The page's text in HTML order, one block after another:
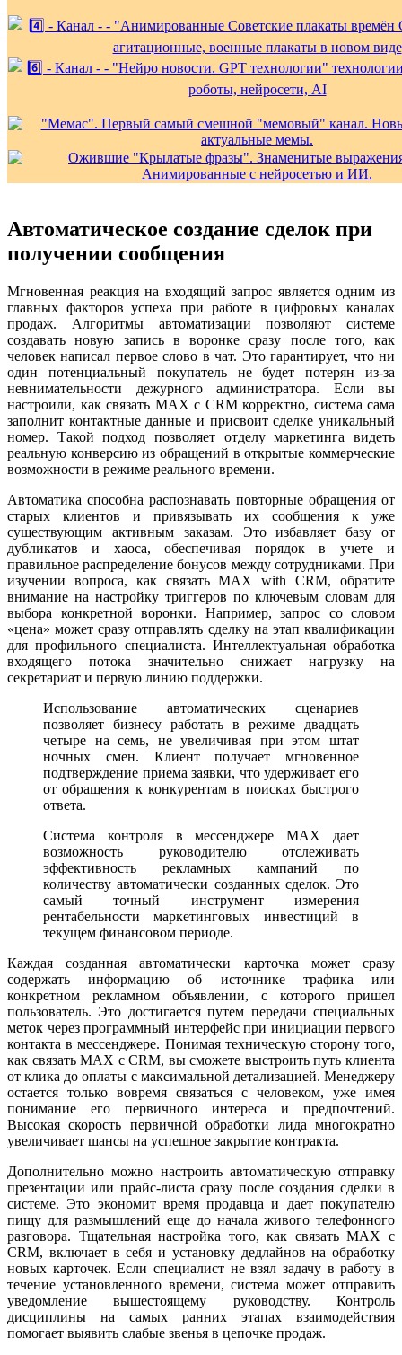
Автоматическое создание сделок при
получении сообщения
Мгновенная реакция на входящий запрос является одним из
главных факторов успеха при работе в цифровых каналах
продаж. Алгоритмы автоматизации позволяют системе
создавать новую запись в воронке сразу после того, как
человек написал первое слово в чат. Это гарантирует, что ни
один потенциальный покупатель не будет потерян из-за
невнимательности дежурного администратора. Если вы
настроили, как связать MAX с CRM корректно, система сама
заполнит контактные данные и присвоит сделке уникальный
номер. Такой подход позволяет отделу маркетинга видеть
реальную конверсию из обращений в открытые коммерческие
возможности в режиме реального времени.
Автоматика способна распознавать повторные обращения от
старых клиентов и привязывать их сообщения к уже
существующим активным заказам. Это избавляет базу от
дубликатов и хаоса, обеспечивая порядок в учете и
правильное распределение бонусов между сотрудниками. При
изучении вопроса, как связать MAX with CRM, обратите
внимание на настройку триггеров по ключевым словам для
выбора конкретной воронки. Например, запрос со словом
«цена» может сразу отправлять сделку на этап квалификации
для профильного специалиста. Интеллектуальная обработка
входящего потока значительно снижает нагрузку на
секретариат и первую линию поддержки.
Использование автоматических сценариев
позволяет бизнесу работать в режиме двадцать
четыре на семь, не увеличивая при этом штат
ночных смен. Клиент получает мгновенное
подтверждение приема заявки, что удерживает его
от обращения к конкурентам в поисках быстрого
ответа.
Система контроля в мессенджере MAX дает
возможность руководителю отслеживать
эффективность рекламных кампаний по
количеству автоматически созданных сделок. Это
самый точный инструмент измерения
рентабельности маркетинговых инвестиций в
текущем финансовом периоде.
Каждая созданная автоматически карточка может сразу
содержать информацию об источнике трафика или
конкретном рекламном объявлении, с которого пришел
пользователь. Это достигается путем передачи специальных
меток через программный интерфейс при инициации первого
контакта в мессенджере. Понимая техническую сторону того,
как связать MAX с CRM, вы сможете выстроить путь клиента
от клика до оплаты с максимальной детализацией. Менеджеру
остается только вовремя связаться с человеком, уже имея
понимание его первичного интереса и предпочтений.
Высокая скорость первичной обработки лида многократно
увеличивает шансы на успешное закрытие контракта.
Дополнительно можно настроить автоматическую отправку
презентации или прайс-листа сразу после создания сделки в
системе. Это экономит время продавца и дает покупателю
пищу для размышлений еще до начала живого телефонного
разговора. Тщательная настройка того, как связать MAX с
CRM, включает в себя и установку дедлайнов на обработку
новых карточек. Если специалист не взял задачу в работу в
течение установленного времени, система может отправить
уведомление вышестоящему руководству. Контроль
дисциплины на самых ранних этапах взаимодействия
помогает выявить слабые звенья в цепочке продаж.